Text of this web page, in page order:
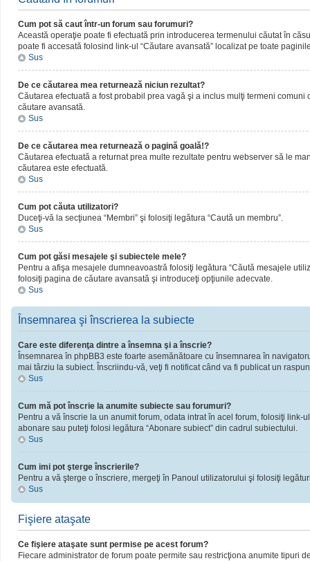
Cum pot să caut într-un forum sau forumuri?
Această operaţie poate fi efectuată prin introducerea termenului căutat în
poate fi accesată folosind link-ul “Căutare avansată” localizat pe toate
Sus
De ce căutarea mea returnează niciun rezultat?
Căutarea efectuată a fost probabil prea vagă şi a inclus mulţi termeni
căutare avansată.
Sus
De ce căutarea mea returnează o pagină goală!?
Căutarea efectuată a returnat prea multe rezultate pentru webserver să le
căutarea este efectuată.
Sus
Cum pot căuta utilizatori?
Duceţi-vă la secţiunea “Membri” şi folosiţi legătura “Caută un membru”.
Sus
Cum pot găsi mesajele şi subiectele mele?
Pentru a afişa mesajele dumneavoastră folosiţi legătura “Căută mesajele
folosiţi pagina de căutare avansată şi introduceţi opţiunile adecvate.
Sus
Însemnarea şi înscrierea la subiecte
Care este diferenţa dintre a însemna şi a înscrie?
Însemnarea în phpBB3 este foarte asemănătoare cu însemnarea în
mai târziu la subiect. Înscriindu-vă, veţi fi notificat când va fi publicat un
Sus
Cum mă pot înscrie la anumite subiecte sau forumuri?
Pentru a vă înscrie la un anumit forum, odata intrat în acel forum, folosiţi
abonare sau puteţi folosi legătura “Abonare subiect” din cadrul subiectului.
Sus
Cum imi pot şterge înscrierile?
Pentru a vă şterge o înscriere, mergeţi în Panoul utilizatorului şi folosiţi
Sus
Fişiere ataşate
Ce fişiere ataşate sunt permise pe acest forum?
Fiecare administrator de forum poate permite sau restricţiona anumite tipuri